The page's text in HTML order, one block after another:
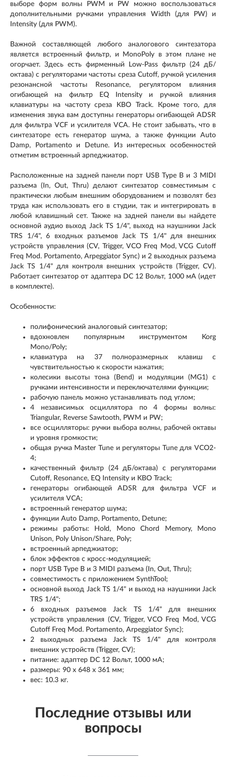
выборе форм волны PWM и PW можно воспользоваться
дополнительными ручками управления Width (для PW) и
Intensity (для PWM).
Важной составляющей любого аналогового синтезатора
является встроенный фильтр, и MonoPoly в этом плане не
огорчает. Здесь есть фирменный Low-Pass фильтр (24 дБ/
октава) с регуляторами частоты среза Cutoff, ручкой усиления
резонансной частоты Resonance, регулятором влияния
огибающей на фильтр EQ Intensity и ручкой влияния
клавиатуры на частоту среза KBO Track. Кроме того, для
изменения звука вам доступны генераторы огибающей ADSR
для фильтра VCF и усилителя VCA. Не стоит забывать, что в
синтезаторе есть генератор шума, а также функции Auto
Damp, Portamento и Detune. Из интересных особенностей
отметим встроенный арпеджиатор.
Расположенные на задней панели порт USB Type B и 3 MIDI
разъема (In, Out, Thru) делают синтезатор совместимым с
практически любым внешним оборудованием и позволят без
труда как использовать его в студии, так и интегрировать в
любой клавишный сет. Также на задней панели вы найдете
основной аудио выход Jack TS 1/4", выход на наушники Jack
TRS 1/4", 6 входных разъемов Jack TS 1/4" для внешних
устройств управления (CV, Trigger, VCO Freq Mod, VCG Cutoff
Freq Mod. Portamento, Arpeggiator Sync) и 2 выходных разъема
Jack TS 1/4" для контроля внешних устройств (Trigger, CV).
Работает синтезатор от адаптера DC 12 Вольт, 1000 мА (идет
в комплекте).
Особенности:
полифонический аналоговый синтезатор;
вдохновлен популярным инструментом Korg
Mono/Poly;
клавиатура на 37 полноразмерных клавиш с
чувствительностью к скорости нажатия;
колесики высоты тона (Bend) и модуляции (MG1) с
ручками интенсивности и переключателями функции;
рабочую панель можно устанавливать под углом;
4 независимых осциллятора по 4 формы волны:
Triangular, Reverse Sawtooth, PWM и PW;
все осцилляторы: ручки выбора волны, рабочей октавы
и уровня громкости;
общая ручка Master Tune и регуляторы Tune для VCO2-
4;
качественный фильтр (24 дБ/октава) с регуляторами
Cutoff, Resonance, EQ Intensity и KBO Track;
генераторы огибающей ADSR для фильтра VCF и
усилителя VCA;
встроенный генератор шума;
функции Auto Damp, Portamento, Detune;
режимы работы: Hold, Mono Chord Memory, Mono
Unison, Poly Unison/Share, Poly;
встроенный арпеджиатор;
блок эффектов с кросс-модуляцией;
порт USB Type B и 3 MIDI разъема (In, Out, Thru);
совместимость с приложением SynthTool;
основной выход Jack TS 1/4" и выход на наушники Jack
TRS 1/4";
6 входных разъемов Jack TS 1/4" для внешних
устройств управления (CV, Trigger, VCO Freq Mod, VCG
Cutoff Freq Mod. Portamento, Arpeggiator Sync);
2 выходных разъема Jack TS 1/4" для контроля
внешних устройств (Trigger, CV);
питание: адаптер DC 12 Вольт, 1000 мА;
размеры: 90 х 648 х 361 мм;
вес: 10.3 кг.
Последние отзывы или
вопросы